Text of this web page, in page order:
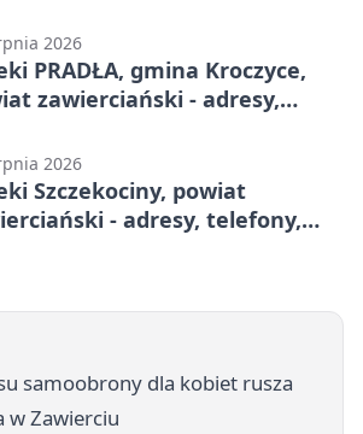
2026
PRADŁA, gmina Kroczyce,
zawierciański - adresy,
2026
Szczekociny, powiat
- adresy, telefony,
samoobrony dla kobiet rusza
w Zawierciu